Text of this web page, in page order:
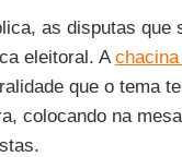
as disputas
eleitoral. A
que o tema
colocando na